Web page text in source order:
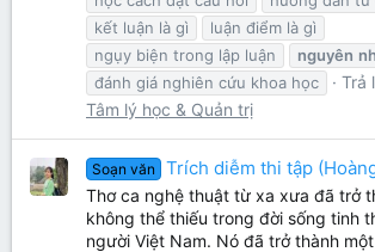
kết luận là gì
luận điểm là gì
ngụy biện trong lập luận
nguyên
đánh giá nghiên cứu khoa học
Trả
Tâm lý học & Quản trị
Soạn văn Trích diễm thi tập
Thơ ca nghệ thuật từ xa xưa đã trở
không thể thiếu trong đời sống tinh
người Việt Nam. Nó đã trở thành